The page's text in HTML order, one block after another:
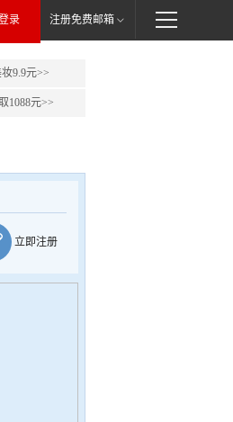
录 注册免费邮箱
9.9元>>
1088元>>
立即注册